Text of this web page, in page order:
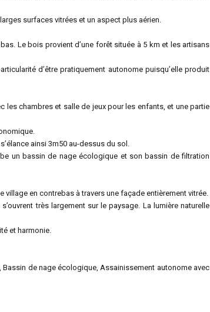
surfaces vitrées et un aspect plus aérien.
Le bois provient d’une forêt située à 5 km et les artisans
d’être pratiquement autonome puisqu’elle produit
les chambres et salle de jeux pour les enfants, et une partie
ainsi 3m50 au-dessus du sol.
un bassin de nage écologique et son bassin de filtration
village en contrebas à travers une façade entièrement vitrée.
très largement sur le paysage. La lumière naturelle
et harmonie.
de nage écologique, Assainissement autonome avec